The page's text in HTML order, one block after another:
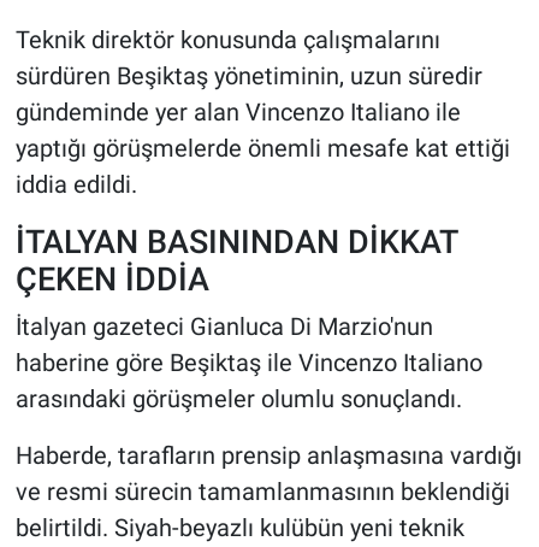
Teknik direktör konusunda çalışmalarını
sürdüren Beşiktaş yönetiminin, uzun süredir
gündeminde yer alan Vincenzo Italiano ile
yaptığı görüşmelerde önemli mesafe kat ettiği
iddia edildi.
İTALYAN BASININDAN DİKKAT
ÇEKEN İDDİA
İtalyan gazeteci Gianluca Di Marzio'nun
haberine göre Beşiktaş ile Vincenzo Italiano
arasındaki görüşmeler olumlu sonuçlandı.
Haberde, tarafların prensip anlaşmasına vardığı
ve resmi sürecin tamamlanmasının beklendiği
belirtildi. Siyah-beyazlı kulübün yeni teknik
SPOR
MAGAZİN
Bilim, Teknoloji